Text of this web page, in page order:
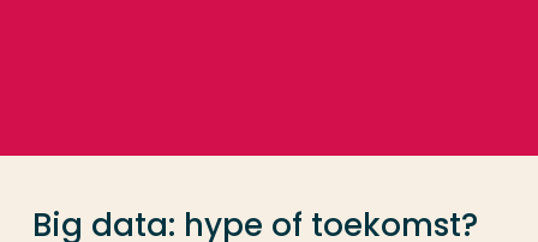
Big data: hype of toekomst?
Opleiding